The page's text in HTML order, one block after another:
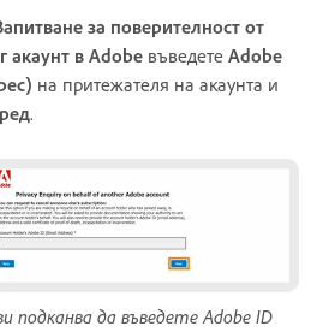
за поверителност от
акаунт в Adobe въведете Adobe
на притежателя на акаунта и
.
подканва да въведете Adobe ID